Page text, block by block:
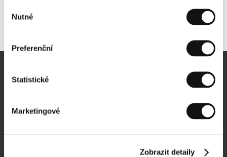
souhlasu
Nutné
Preferenční
Statistické
Marketingové
Zobrazit detaily